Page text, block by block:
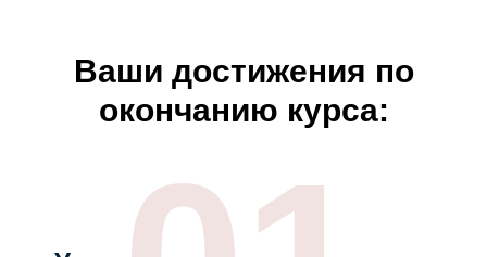
Ваши достижения по
окончанию курса: